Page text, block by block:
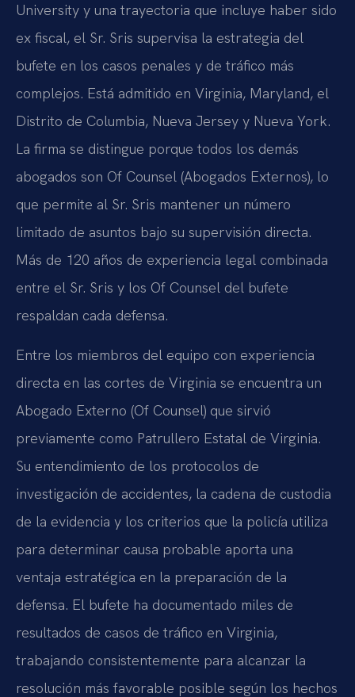
University y una trayectoria que incluye haber sido
ex fiscal, el Sr. Sris supervisa la estrategia del
bufete en los casos penales y de tráfico más
complejos. Está admitido en Virginia, Maryland, el
Distrito de Columbia, Nueva Jersey y Nueva York.
La firma se distingue porque todos los demás
abogados son Of Counsel (Abogados Externos), lo
que permite al Sr. Sris mantener un número
limitado de asuntos bajo su supervisión directa.
Más de 120 años de experiencia legal combinada
entre el Sr. Sris y los Of Counsel del bufete
respaldan cada defensa.
Entre los miembros del equipo con experiencia
directa en las cortes de Virginia se encuentra un
Abogado Externo (Of Counsel) que sirvió
previamente como Patrullero Estatal de Virginia.
Su entendimiento de los protocolos de
investigación de accidentes, la cadena de custodia
de la evidencia y los criterios que la policía utiliza
para determinar causa probable aporta una
ventaja estratégica en la preparación de la
defensa. El bufete ha documentado miles de
resultados de casos de tráfico en Virginia,
trabajando consistentemente para alcanzar la
resolución más favorable posible según los hechos